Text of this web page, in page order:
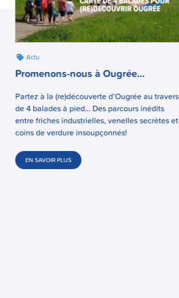
Actu
Promenons-nous à Ougrée…
Partez à la (re)découverte d’Ougrée au travers
de 4 balades à pied… Des parcours inédits
entre friches industrielles, venelles secrètes et
coins de verdure insoupçonnés!
EN SAVOIR PLUS